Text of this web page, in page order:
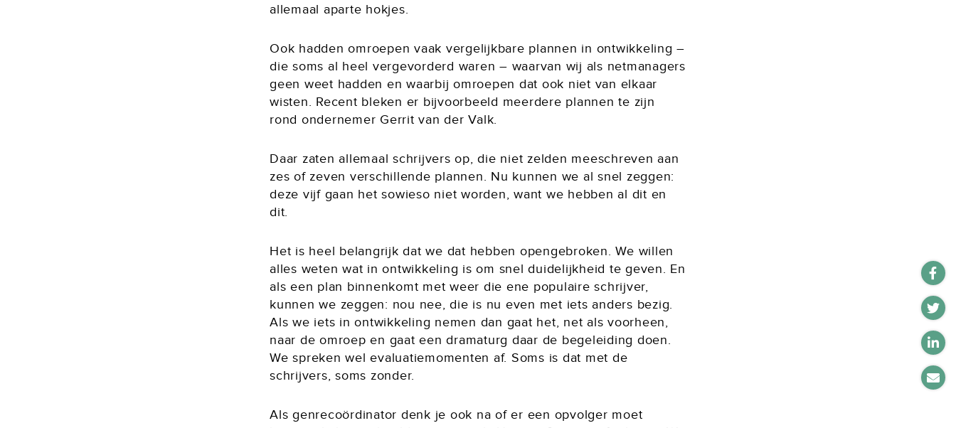
allemaal aparte hokjes.
Ook hadden omroepen vaak vergelijkbare plannen in ontwikkeling –
die soms al heel vergevorderd waren – waarvan wij als netmanagers
geen weet hadden en waarbij omroepen dat ook niet van elkaar
wisten. Recent bleken er bijvoorbeeld meerdere plannen te zijn
rond ondernemer Gerrit van der Valk.
Daar zaten allemaal schrijvers op, die niet zelden meeschreven aan
zes of zeven verschillende plannen. Nu kunnen we al snel zeggen:
deze vijf gaan het sowieso niet worden, want we hebben al dit en
dit.
Het is heel belangrijk dat we dat hebben opengebroken. We willen
alles weten wat in ontwikkeling is om snel duidelijkheid te geven. En
als een plan binnenkomt met weer die ene populaire schrijver,
kunnen we zeggen: nou nee, die is nu even met iets anders bezig.
Als we iets in ontwikkeling nemen dan gaat het, net als voorheen,
naar de omroep en gaat een dramaturg daar de begeleiding doen.
We spreken wel evaluatiemomenten af. Soms is dat met de
schrijvers, soms zonder.
Als genrecoördinator denk je ook na of er een opvolger moet